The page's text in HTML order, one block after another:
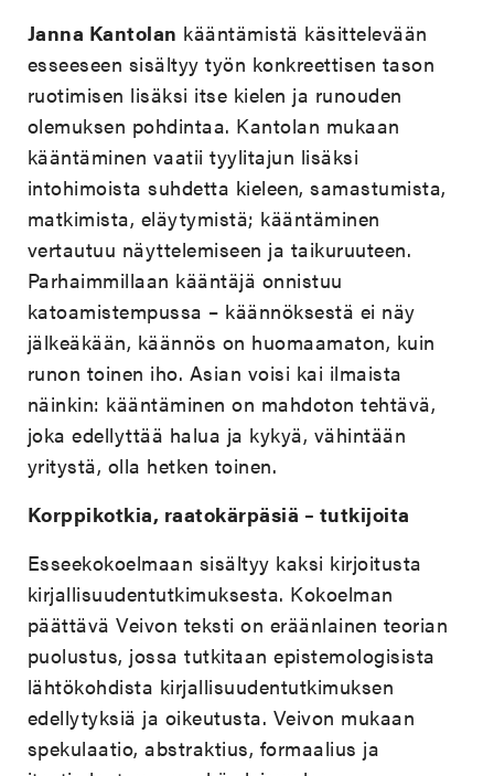
Janna Kantolan kääntämistä käsittelevään
esseeseen sisältyy työn konkreettisen tason
ruotimisen lisäksi itse kielen ja runouden
olemuksen pohdintaa. Kantolan mukaan
kääntäminen vaatii tyylitajun lisäksi
intohimoista suhdetta kieleen, samastumista,
matkimista, eläytymistä; kääntäminen
vertautuu näyttelemiseen ja taikuruuteen.
Parhaimmillaan kääntäjä onnistuu
katoamistempussa – käännöksestä ei näy
jälkeäkään, käännös on huomaamaton, kuin
runon toinen iho. Asian voisi kai ilmaista
näinkin: kääntäminen on mahdoton tehtävä,
joka edellyttää halua ja kykyä, vähintään
yritystä, olla hetken toinen.
Korppikotkia, raatokärpäsiä – tutkijoita
Esseekokoelmaan sisältyy kaksi kirjoitusta
kirjallisuudentutkimuksesta. Kokoelman
päättävä Veivon teksti on eräänlainen teorian
puolustus, jossa tutkitaan epistemologisista
lähtökohdista kirjallisuudentutkimuksen
edellytyksiä ja oikeutusta. Veivon mukaan
spekulaatio, abstraktius, formaalius ja